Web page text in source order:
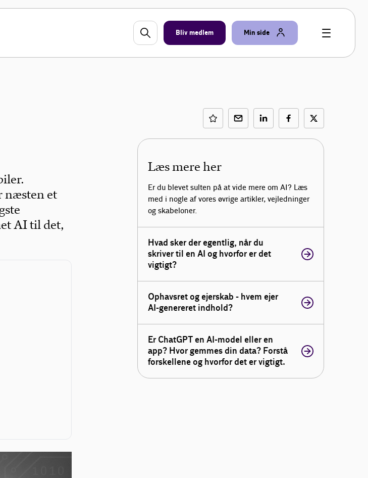
Bliv medlem Min side
næsten et
AI til det,
Læs mere her
Er du blevet sulten på at vide mere om AI? Læs
med i nogle af vores øvrige artikler, vejledninger
og skabeloner.
Hvad sker der egentlig, når du
skriver til en AI og hvorfor er det
vigtigt?
Ophavsret og ejerskab - hvem ejer
AI-genereret indhold?
Er ChatGPT en AI-model eller en
app? Hvor gemmes din data? Forstå
forskellene og hvorfor det er vigtigt.